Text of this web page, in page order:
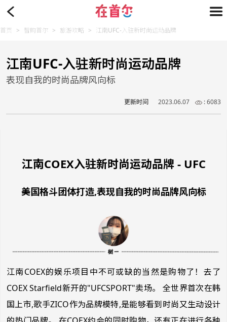
首页 > 智购首尔 > 旅游攻略 > 江南UFC-入驻新时尚运动品牌
江南UFC-入驻新时尚运动品牌
表现自我的时尚品牌风向标
更新时间 2023.06.07 : 6083
江南COEX入驻新时尚运动品牌 - UFC
美国格斗团体打造,表现自我的时尚品牌风向标
江南COEX的娱乐项目中不可或缺的当然是购物了！去了
COEX Starfield新开的"UFCSPORT"卖场。 全世界首次在韩
国上市,歌手ZICO作为品牌模特,是能够看到时尚又生动设计